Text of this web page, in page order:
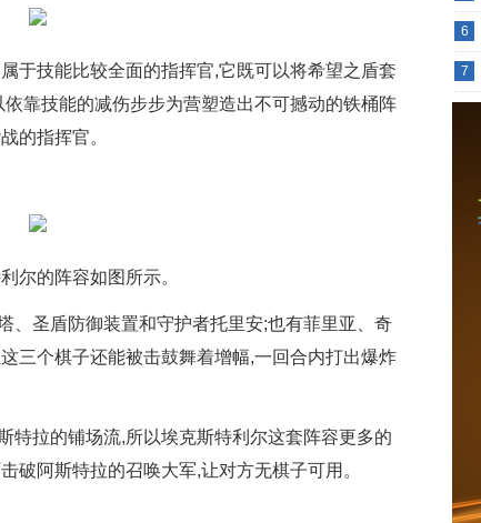
于技能比较全面的指挥官,它既可以将希望之盾套
靠技能的减伤步步为营塑造出不可撼动的铁桶阵
的指挥官。
尔的阵容如图所示。
、圣盾防御装置和守护者托里安;也有菲里亚、奇
三个棋子还能被击鼓舞着增幅,一回合内打出爆炸
特拉的铺场流,所以埃克斯特利尔这套阵容更多的
破阿斯特拉的召唤大军,让对方无棋子可用。
6
7